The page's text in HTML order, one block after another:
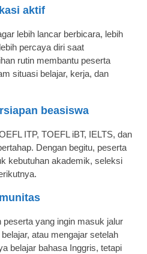
aktif
lebih lancar berbicara, lebih
percaya diri saat
rutin membantu peserta
situasi belajar, kerja, dan
beasiswa
ITP, TOEFL iBT, IELTS, dan
Dengan begitu, peserta
kebutuhan akademik, seleksi
yang ingin masuk jalur
atau mengajar setelah
belajar bahasa Inggris, tetapi